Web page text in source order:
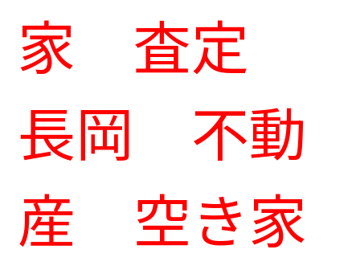
家 査定
長岡 不動
産 空き家